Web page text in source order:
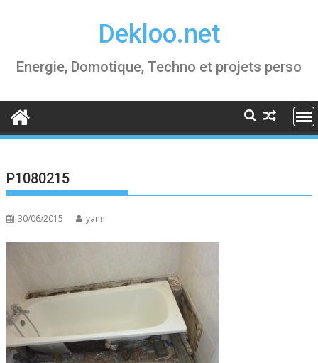
Dekloo.net
Energie, Domotique, Techno et projets perso
P1080215
30/06/2015 yann